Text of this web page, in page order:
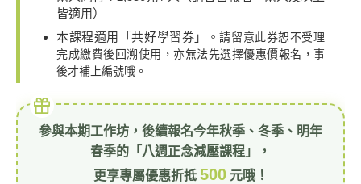
皆適用）
本課程適用「共好學習券」。請留意此券恕不受理
完成繳費後回溯使用，亦無法先選擇優惠價報名，事
後才補上編號哦。
參與本期工作坊，後續報名今年秋季、冬季、明年
春季的「八週正念減壓課程」，
更享專屬優惠折抵 500元哦！